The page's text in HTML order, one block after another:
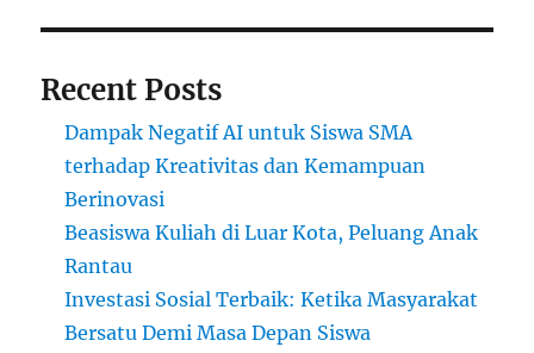
Teknologi
Recent Posts
Dampak Negatif AI untuk Siswa SMA
terhadap Kreativitas dan Kemampuan
Berinovasi
Beasiswa Kuliah di Luar Kota, Peluang Anak
Rantau
Investasi Sosial Terbaik: Ketika Masyarakat
Bersatu Demi Masa Depan Siswa